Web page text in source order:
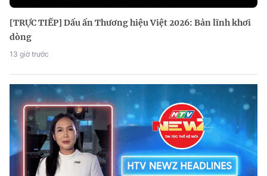
[TRỰC TIẾP] Dấu ấn Thương hiệu Việt 2026: Bản lĩnh khơi
dòng
13 giờ trước